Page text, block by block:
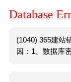
Database
(1040) 365建站
因：1、数据库